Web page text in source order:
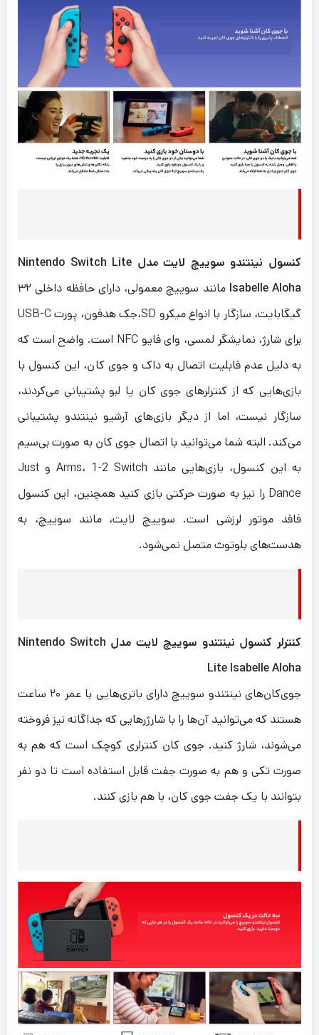
کنسول نینتندو سوییچ لایت مدل Nintendo Switch Lite
Isabelle Aloha
مانند سوییچ معمولی، دارای حافظه داخلی ۳۲
گیگابایت، سازگار با انواع میکرو SD،جک هدفون، پورت USB-C
برای شارژ، نمایشگر لمسی، وای فایو NFC است. واضح است که
به دلیل عدم قابلیت اتصال به داک و جوی کان، این کنسول با
بازی‌هایی که از کنترلرهای جوی کان یا لبو پشتیبانی می‌کردند،
سازگار نیست، اما از دیگر بازی‌های آرشیو نینتندو پشتیبانی
می‌کند. البته شما می‌توانید با اتصال جوی کان به صورت بی‌سیم
به این کنسول، بازی‌هایی مانند Arms، 1-2 Switch و Just
Dance را نیز به صورت حرکتی بازی کنید همچنین، این کنسول
فاقد موتور لرزشی است. سوییچ لایت، مانند سوییچ، به
هدست‌های بلوتوث متصل نمی‌شود.
کنترلر کنسول نینتندو سوییچ لایت مدل Nintendo Switch
Lite Isabelle Aloha
جوی‌کان‌های نینتندو سوییچ دارای باتری‌هایی با عمر ۲۰ ساعت
هستند که می‌توانید آن‌ها را با شارژر‌هایی که جداگانه نیز فروخته
می‌شوند، شارژ کنید. جوی کان کنترلری کوچک است که هم به
صورت تکی و هم به صورت جفت قابل استفاده است تا دو نفر
بتوانند با یک جفت جوی کان، با هم بازی کنند.